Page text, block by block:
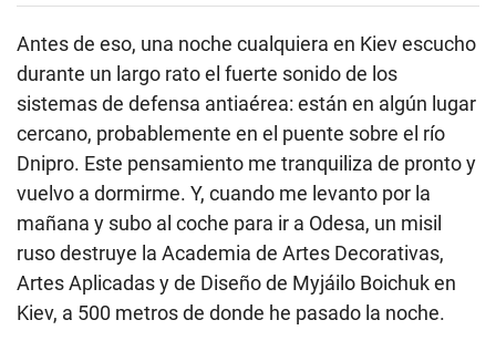
Antes de eso, una noche cualquiera en Kiev escucho
durante un largo rato el fuerte sonido de los
sistemas de defensa antiaérea: están en algún lugar
cercano, probablemente en el puente sobre el río
Dnipro. Este pensamiento me tranquiliza de pronto y
vuelvo a dormirme. Y, cuando me levanto por la
mañana y subo al coche para ir a Odesa, un misil
ruso destruye la Academia de Artes Decorativas,
Artes Aplicadas y de Diseño de Myjáilo Boichuk en
Kiev, a 500 metros de donde he pasado la noche.